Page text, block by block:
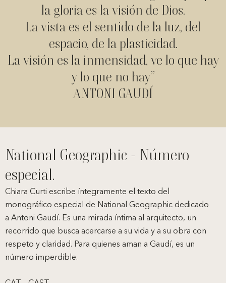
la gloria es la visión de Dios.
La vista es el sentido de la luz, del
espacio, de la plasticidad.
La visión es la inmensidad, ve lo que hay
y lo que no hay”
ANTONI GAUDÍ
National Geographic - Número
especial.
Chiara Curti escribe íntegramente el texto del
monográfico especial de National Geographic dedicado
a Antoni Gaudí. Es una mirada íntima al arquitecto, un
recorrido que busca acercarse a su vida y a su obra con
respeto y claridad. Para quienes aman a Gaudí, es un
número imperdible.